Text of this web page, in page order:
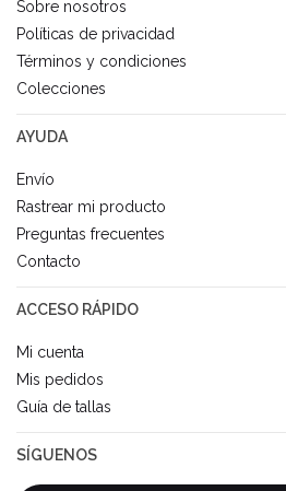
Sobre nosotros
Políticas de privacidad
Términos y condiciones
Colecciones
AYUDA
Envío
Rastrear mi producto
Preguntas frecuentes
Contacto
ACCESO RÁPIDO
Mi cuenta
Mis pedidos
Guía de tallas
SÍGUENOS